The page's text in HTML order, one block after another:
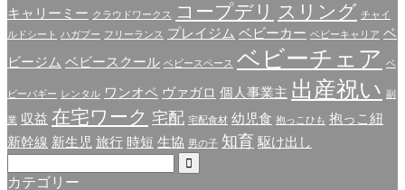
キャリーミー クラウドワークス コープデリ スリング チャイ
ルドシート
ハガブー フリーランス プレイジム ベビーカー ベビーキャリア ベ
ビージム ベビースクール ベビースペース ベビーチェア ベ
ビーバギー レンタル ワンオペ ヴァガロ 個人事業主 出産祝い 副
業 収益 在宅ワーク 宅配 宅配食材 幼児食 抱っこひも 抱っこ紐
新幹線 新生児 旅行 時短 生協 男の子 知育 駆け出し
カテゴリー